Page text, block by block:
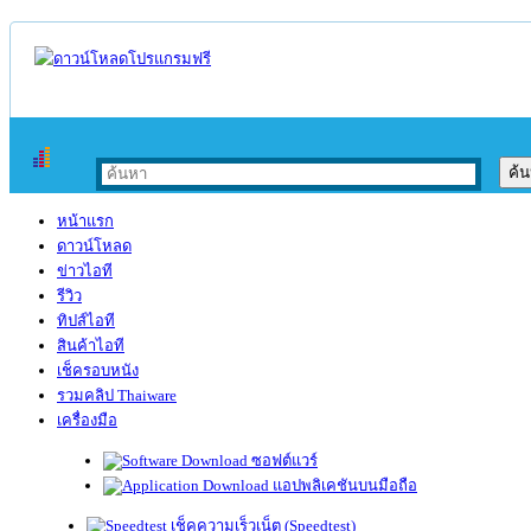
หน้าแรก
ดาวน์โหลด
ข่าวไอที
รีวิว
ทิปส์ไอที
สินค้าไอที
เช็ครอบหนัง
รวมคลิป Thaiware
เครื่องมือ
ซอฟต์แวร์
แอปพลิเคชันบนมือถือ
เช็คความเร็วเน็ต (Speedtest)